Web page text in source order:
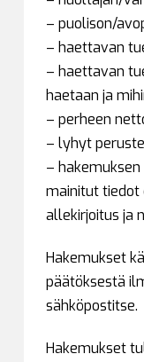
– puolison/
– haettavan
– haettavan
haetaan ja
– perheen
– lyhyt
–
mainitut tiedot
allekirjoitus ja
Hakemukset
päätöksestä
sähköpostitse.
Hakemukset